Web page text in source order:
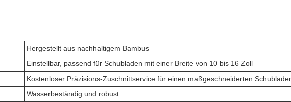
Hergestellt aus nachhaltigem Bambus
Einstellbar, passend für Schubladen mit einer Breite von 10 bis 16 Zoll
Kostenloser Präzisions-Zuschnittservice für einen maßgeschneiderten
Wasserbeständig und robust